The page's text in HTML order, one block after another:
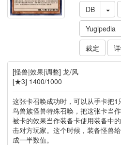
DB
Yugipedia
裁定
[怪兽|效果|调整] 龙/风
[★3] 1400/1000
这张卡召唤成功时，可以从手卡把1
鸟兽族怪兽特殊召唤，把这张卡当
被卡的效果当作装备卡使用装备中
击对方玩家。这个时候，装备怪兽
成一半数值。